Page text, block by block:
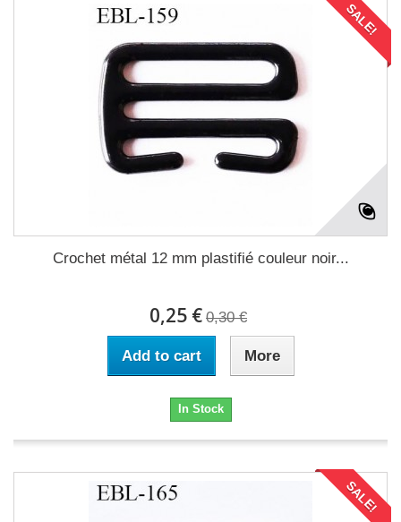
SALE!
Crochet métal 12 mm plastifié couleur noir...
0,25 € 0,30 €
Add to cart More
In Stock
SALE!